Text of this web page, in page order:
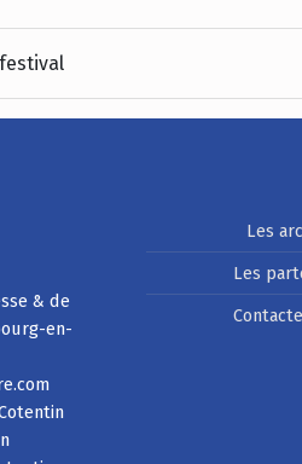
& de
en-
Les
Les